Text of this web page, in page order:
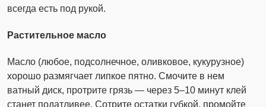
всегда есть под рукой.
Растительное масло
Масло (любое, подсолнечное, оливковое, кукурузное)
хорошо размягчает липкое пятно. Смочите в нем
ватный диск, протрите грязь — через 5–10 минут клей
станет податливее. Сотрите остатки губкой, промойте